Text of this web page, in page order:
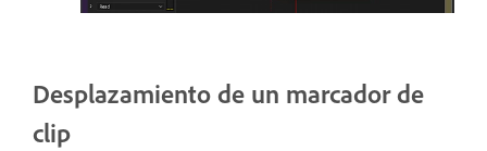
Desplazamiento de un marcador de
clip